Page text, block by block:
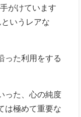
がけています
いうレアな
った利用をする
った、心の純度
は極めて重要な